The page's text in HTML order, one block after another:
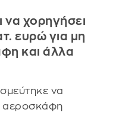
να χορηγήσει
ευρώ για μη
και άλλα
να
αεροσκάφη